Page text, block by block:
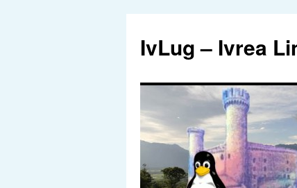
IvLug – Ivrea